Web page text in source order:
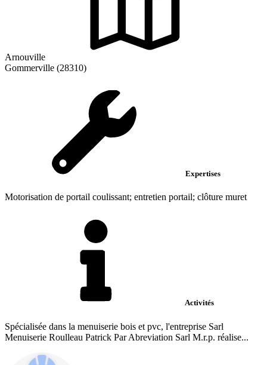
Arnouville
Gommerville (28310)
Expertises
Motorisation de portail coulissant; entretien portail; clôture muret
Activités
Spécialisée dans la menuiserie bois et pvc, l'entreprise Sarl
Menuiserie Roulleau Patrick Par Abreviation Sarl M.r.p. réalise...